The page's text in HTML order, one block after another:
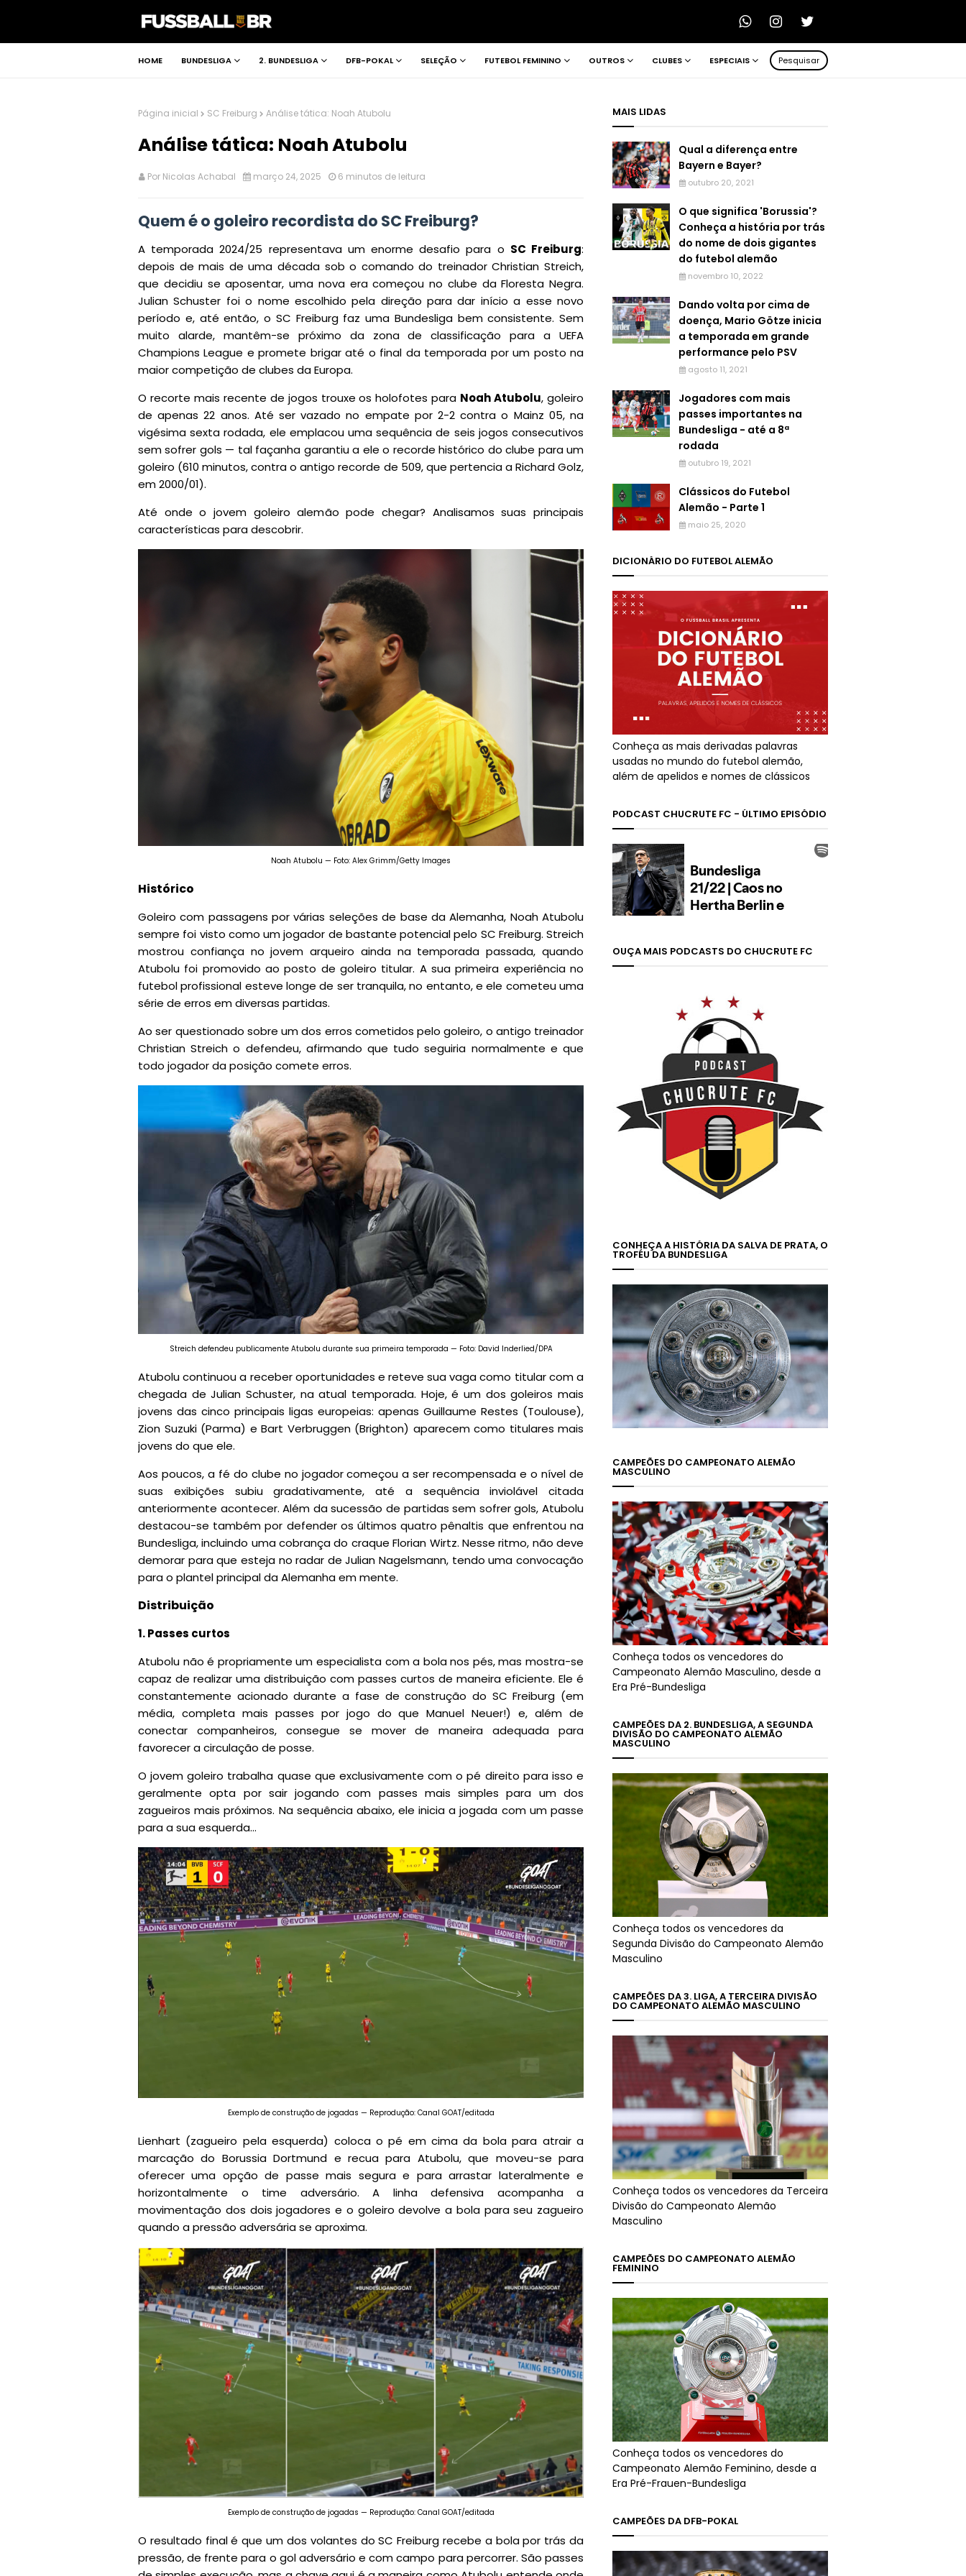
HOME BUNDESLIGA 2. BUNDESLIGA DFB-POKAL SELEÇÃO FUTEBOL FEMININO OUTROS CLUBES ESPECIAIS Pesquisar
Página inicial SC Freiburg Análise tática: Noah Atubolu
Análise tática: Noah Atubolu
Por Nicolas Achabal março 24, 2025 6 minutos de leitura
Quem é o goleiro recordista do SC Freiburg?
A temporada 2024/25 representava um enorme desafio para o SC Freiburg:
depois de mais de uma década sob o comando do treinador Christian Streich,
que decidiu se aposentar, uma nova era começou no clube da Floresta Negra.
Julian Schuster foi o nome escolhido pela direção para dar início a esse novo
período e, até então, o SC Freiburg faz uma Bundesliga bem consistente. Sem
muito alarde, mantêm-se próximo da zona de classificação para a UEFA
Champions League e promete brigar até o final da temporada por um posto na
maior competição de clubes da Europa.
O recorte mais recente de jogos trouxe os holofotes para Noah Atubolu, goleiro
de apenas 22 anos. Até ser vazado no empate por 2-2 contra o Mainz 05, na
vigésima sexta rodada, ele emplacou uma sequência de seis jogos consecutivos
sem sofrer gols — tal façanha garantiu a ele o recorde histórico do clube para um
goleiro (610 minutos, contra o antigo recorde de 509, que pertencia a Richard Golz,
em 2000/01).
Até onde o jovem goleiro alemão pode chegar? Analisamos suas principais
características para descobrir.
Noah Atubolu — Foto: Alex Grimm/Getty Images
Histórico
Goleiro com passagens por várias seleções de base da Alemanha, Noah Atubolu
sempre foi visto como um jogador de bastante potencial pelo SC Freiburg. Streich
mostrou confiança no jovem arqueiro ainda na temporada passada, quando
Atubolu foi promovido ao posto de goleiro titular. A sua primeira experiência no
futebol profissional esteve longe de ser tranquila, no entanto, e ele cometeu uma
série de erros em diversas partidas.
Ao ser questionado sobre um dos erros cometidos pelo goleiro, o antigo treinador
Christian Streich o defendeu, afirmando que tudo seguiria normalmente e que
todo jogador da posição comete erros.
Streich defendeu publicamente Atubolu durante sua primeira temporada — Foto: David Inderlied/DPA
Atubolu continuou a receber oportunidades e reteve sua vaga como titular com a
chegada de Julian Schuster, na atual temporada. Hoje, é um dos goleiros mais
jovens das cinco principais ligas europeias: apenas Guillaume Restes (Toulouse),
Zion Suzuki (Parma) e Bart Verbruggen (Brighton) aparecem como titulares mais
jovens do que ele.
Aos poucos, a fé do clube no jogador começou a ser recompensada e o nível de
suas exibições subiu gradativamente, até a sequência inviolável citada
anteriormente acontecer. Além da sucessão de partidas sem sofrer gols, Atubolu
destacou-se também por defender os últimos quatro pênaltis que enfrentou na
Bundesliga, incluindo uma cobrança do craque Florian Wirtz. Nesse ritmo, não deve
demorar para que esteja no radar de Julian Nagelsmann, tendo uma convocação
para o plantel principal da Alemanha em mente.
Distribuição
1. Passes curtos
Atubolu não é propriamente um especialista com a bola nos pés, mas mostra-se
capaz de realizar uma distribuição com passes curtos de maneira eficiente. Ele é
constantemente acionado durante a fase de construção do SC Freiburg (em
média, completa mais passes por jogo do que Manuel Neuer!) e, além de
conectar companheiros, consegue se mover de maneira adequada para
favorecer a circulação de posse.
O jovem goleiro trabalha quase que exclusivamente com o pé direito para isso e
geralmente opta por sair jogando com passes mais simples para um dos
zagueiros mais próximos. Na sequência abaixo, ele inicia a jogada com um passe
para a sua esquerda...
Exemplo de construção de jogadas — Reprodução: Canal GOAT/editada
Lienhart (zagueiro pela esquerda) coloca o pé em cima da bola para atrair a
marcação do Borussia Dortmund e recua para Atubolu, que moveu-se para
oferecer uma opção de passe mais segura e para arrastar lateralmente e
horizontalmente o time adversário. A linha defensiva acompanha a
movimentação dos dois jogadores e o goleiro devolve a bola para seu zagueiro
quando a pressão adversária se aproxima.
Exemplo de construção de jogadas — Reprodução: Canal GOAT/editada
O resultado final é que um dos volantes do SC Freiburg recebe a bola por trás da
pressão, de frente para o gol adversário e com campo para percorrer. São passes
MAIS LIDAS
Qual a diferença entre
Bayern e Bayer?
outubro 20, 2021
O que significa 'Borussia'?
Conheça a história por trás
do nome de dois gigantes
do futebol alemão
novembro 10, 2022
Dando volta por cima de
doença, Mario Götze inicia
a temporada em grande
performance pelo PSV
agosto 11, 2021
Jogadores com mais
passes importantes na
Bundesliga - até a 8ª
rodada
outubro 19, 2021
Clássicos do Futebol
Alemão - Parte 1
maio 25, 2020
DICIONÁRIO DO FUTEBOL ALEMÃO
Conheça as mais derivadas palavras
usadas no mundo do futebol alemão,
além de apelidos e nomes de clássicos
PODCAST CHUCRUTE FC - ÚLTIMO EPISÓDIO
OUÇA MAIS PODCASTS DO CHUCRUTE FC
CONHEÇA A HISTÓRIA DA SALVA DE PRATA, O
TROFÉU DA BUNDESLIGA
CAMPEÕES DO CAMPEONATO ALEMÃO
MASCULINO
Conheça todos os vencedores do
Campeonato Alemão Masculino, desde a
Era Pré-Bundesliga
CAMPEÕES DA 2. BUNDESLIGA, A SEGUNDA
DIVISÃO DO CAMPEONATO ALEMÃO
MASCULINO
Conheça todos os vencedores da
Segunda Divisão do Campeonato Alemão
Masculino
CAMPEÕES DA 3. LIGA, A TERCEIRA DIVISÃO
DO CAMPEONATO ALEMÃO MASCULINO
Conheça todos os vencedores da Terceira
Divisão do Campeonato Alemão
Masculino
CAMPEÕES DO CAMPEONATO ALEMÃO
FEMININO
Conheça todos os vencedores do
Campeonato Alemão Feminino, desde a
Era Pré-Frauen-Bundesliga
CAMPEÕES DA DFB-POKAL